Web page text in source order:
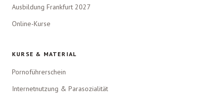
Ausbildung Frankfurt 2027
Online-Kurse
KURSE & MATERIAL
Pornoführerschein
Internetnutzung & Parasozialität